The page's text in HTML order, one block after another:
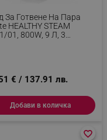
За Готвене На Пара
HEALTHY STEAM
01, 800W, 9 Л, 3
€ / 137.91 лв.
Добави в количка
favorite_border
favorite_border
използва
бисквитки.
Provider /